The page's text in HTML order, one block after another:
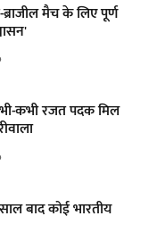
मैच के लिए पूर्ण
कभी रजत पदक मिल
बाद कोई भारतीय